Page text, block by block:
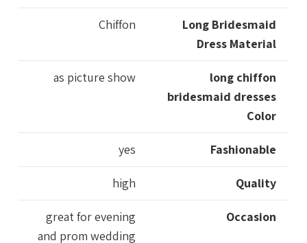
Long Bridesmaid
Dress Material
Chiffon
long chiffon
bridesmaid dresses
Color
as picture show
Fashionable
yes
Quality
high
Occasion
great for evening
and prom wedding